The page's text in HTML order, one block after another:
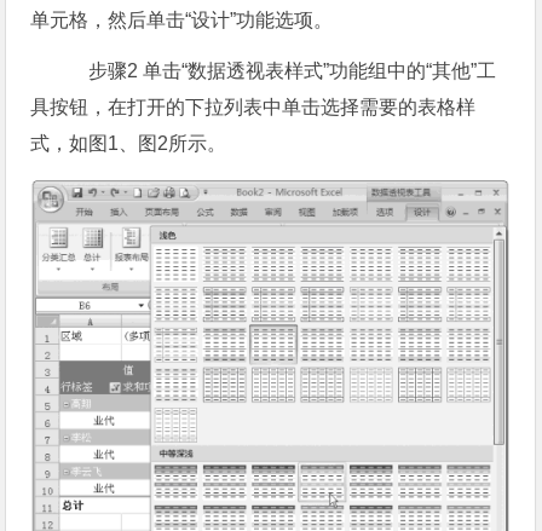
单元格，然后单击“设计”功能选项。
步骤2 单击“数据透视表样式”功能组中的“其他”工
具按钮，在打开的下拉列表中单击选择需要的表格样
式，如图1、图2所示。